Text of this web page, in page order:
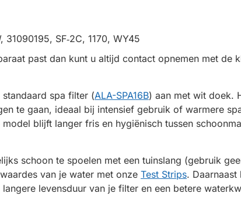
SF‑2C, 1170, WY45
past dan kunt u altijd contact opnemen met de
spa filter (ALA-SPA16B) aan met wit doek.
te gaan, ideaal bij intensief gebruik of warmere
blijft langer fris en hygiënisch tussen
schoon te spoelen met een tuinslang (gebruik
van je water met onze Test Strips.
levensduur van je filter en een betere